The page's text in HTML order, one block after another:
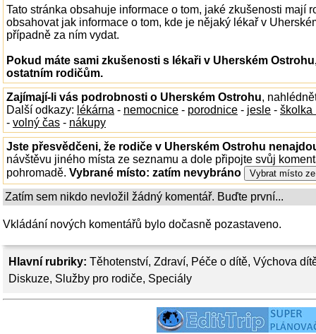
Hlavní rubriky: Těhotenství, Zdraví, Péče o dítě, Výchova
Diskuze, Služby pro rodiče, Speciály
Tato stránka obsahuje informace o tom, jaké zkušenosti mají
obsahovat jak informace o tom, kde je nějaký lékař v
případně za ním vydat.
Pokud máte sami zkušenosti s lékaři v Uherském
ostatním rodičům.
Zajímají-li vás podrobnosti o Uherském Ostrohu,
Další odkazy: lékárna - nemocnice - porodnice - jesle - školka
- volný čas - nákupy
Jste přesvědčeni, že rodiče v Uherském Ostrohu
návštěvu jiného místa ze seznamu a dole připojte svůj
pohromadě. Vybrané místo: zatím nevybráno
Zatím sem nikdo nevložil žádný komentář. Buďte první...
Vkládání nových komentářů bylo dočasně pozastaveno.